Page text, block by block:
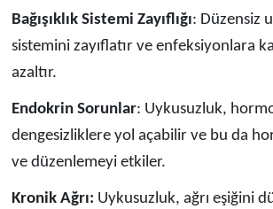
Bağışıklık Sistemi Zayıflığı: Düzensiz
sistemini zayıflatır ve enfeksiyonlara
azaltır.
Endokrin Sorunlar: Uykusuzluk,
dengesizliklere yol açabilir ve bu da
ve düzenlemeyi etkiler.
Kronik Ağrı: Uykusuzluk, ağrı eşiğini